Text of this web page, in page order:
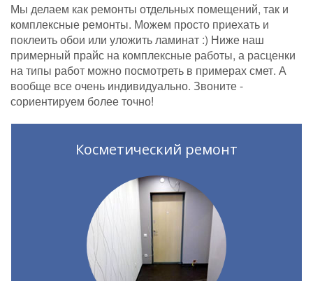
Мы делаем как ремонты отдельных помещений, так и
комплексные ремонты. Можем просто приехать и
поклеить обои или уложить ламинат :) Ниже наш
примерный прайс на комплексные работы, а расценки
на типы работ можно посмотреть в примерах смет. А
вообще все очень индивидуально. Звоните -
сориентируем более точно!
Косметический ремонт